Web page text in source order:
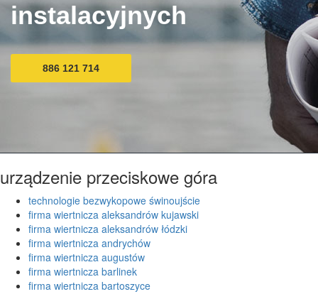
instalacyjnych
886 121 714
urządzenie przeciskowe góra
technologie bezwykopowe świnoujście
firma wiertnicza aleksandrów kujawski
firma wiertnicza aleksandrów łódzki
firma wiertnicza andrychów
firma wiertnicza augustów
firma wiertnicza barlinek
firma wiertnicza bartoszyce